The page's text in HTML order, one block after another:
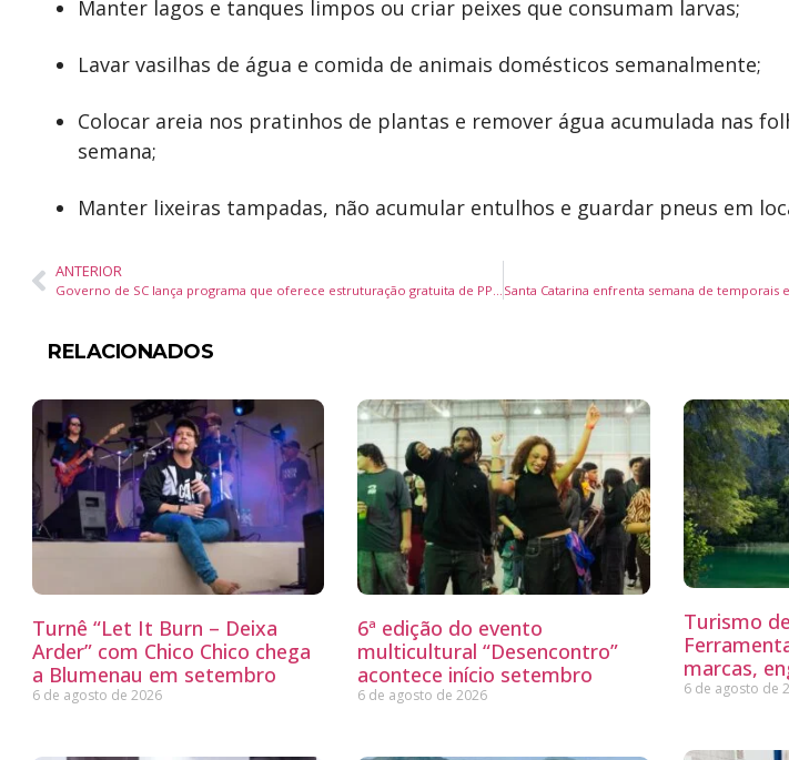
Manter lagos e tanques limpos ou criar peixes que consumam larvas;
Lavar vasilhas de água e comida de animais domésticos semanalmente;
Colocar areia nos pratinhos de plantas e remover água acumulada nas
semana;
Manter lixeiras tampadas, não acumular entulhos e guardar pneus em
ANTERIOR
Governo de SC lança programa que oferece estruturação gratuita de PPPs para prefeituras
RELACIONADOS
Turnê “Let It Burn – Deixa
Arder” com Chico Chico chega
a Blumenau em setembro
6 de agosto de 2026
6ª edição do evento
multicultural “Desencontro”
acontece início setembro
6 de agosto de 2026
Turismo
marcas,
6 de agosto de